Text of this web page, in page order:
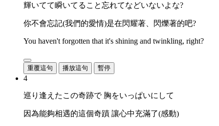
輝いてて瞬いてること忘れてなどいないよな?
你不會忘記(我們的愛情)是在閃耀著、閃爍著的吧?
You haven't forgotten that it's shining and twinkling, right?
重覆這句 播放這句 暫停
4
巡り逢えたこの奇跡で 胸をいっぱいにして
因為能夠相遇的這個奇蹟 讓心中充滿了(感動)